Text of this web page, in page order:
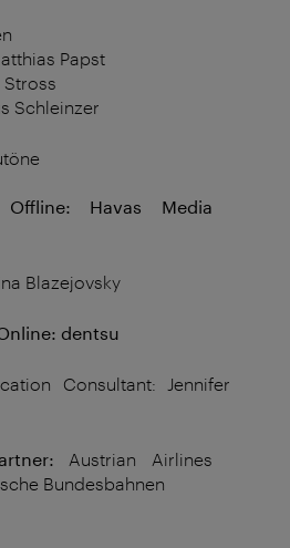
Papst
Stross
Schleinzer
Offline: Havas Media
Blazejovsky
dentsu
Consultant: Jennifer
Austrian Airlines
Bundesbahnen